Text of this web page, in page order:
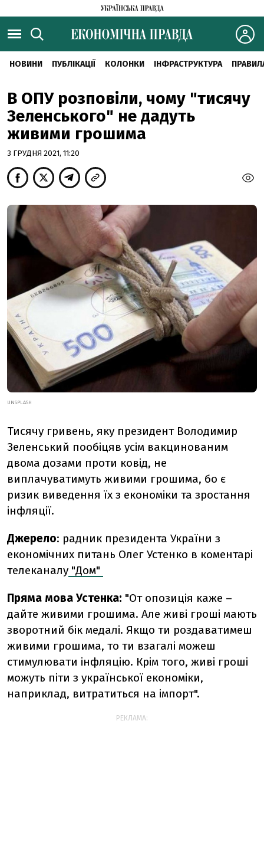
НОВИНИ ПУБЛІКАЦІЇ КОЛОНКИ ІНФРАСТРУКТУРА
В ОПУ розповіли, чому "тисячу
Зеленського" не дадуть
живими грошима
3 ГРУДНЯ 2021, 11:20
UNSPLASH
Тисячу гривень, яку президент Володимир
Зеленський пообіцяв усім вакцинованим
двома дозами проти ковід, не
виплачуватимуть живими грошима, бо є
ризик виведення їх з економіки та зростання
інфляції.
Джерело: радник президента України з
економічних питань Олег Устенко в коментарі
телеканалу "Дом"
Пряма мова Устенка: "От опозиція каже –
дайте живими грошима. Але живі гроші мають
зворотний бік медалі. Якщо ти роздаватимеш
живими грошима, то ти взагалі можеш
стимулювати інфляцію. Крім того, живі гроші
можуть піти з української економіки,
наприклад, витратиться на імпорт".
РЕКЛАМА: